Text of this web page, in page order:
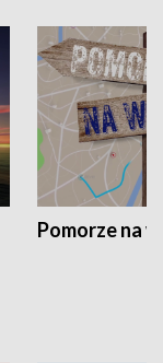
Pomorze na